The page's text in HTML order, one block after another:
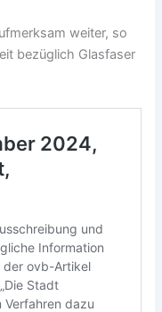
weiter, so
bezüglich Glasfaser